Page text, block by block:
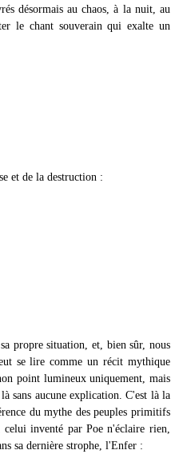
désormais au chaos, à la nuit, au
le chant souverain qui exalte un
et de la destruction :
propre situation, et, bien sûr, nous
se lire comme un récit mythique
point lumineux uniquement, mais
sans aucune explication. C'est là la
du mythe des peuples primitifs
inventé par Poe n'éclaire rien,
sa dernière strophe, l'Enfer :